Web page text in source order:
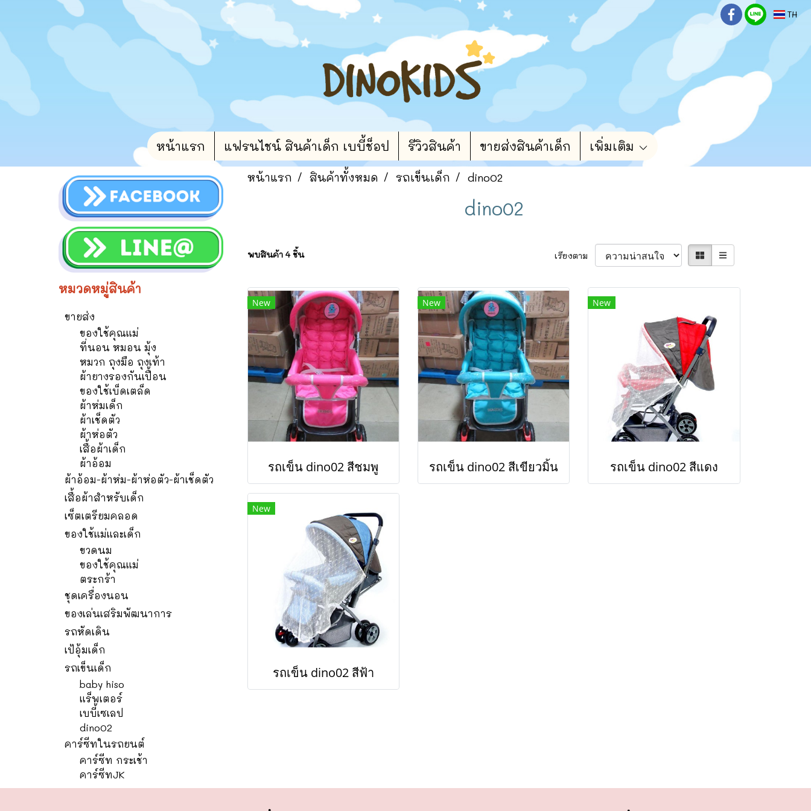
TH
หน้าแรก แฟรนไชน์ สินค้าเด็ก เบบี้ช็อป รีวิวสินค้า ขายส่งสินค้าเด็ก เพิ่มเติม
หน้าแรก สินค้าทั้งหมด รถเข็นเด็ก dino02
dino02
พบสินค้า 4 ชิ้น เรียงตาม
New
รถเข็น dino02 สีชมพู
New
รถเข็น dino02 สีเขียวมิ้น
New
รถเข็น dino02 สีแดง
New
รถเข็น dino02 สีฟ้า
หมวดหมู่สินค้า
ขายส่ง
ของใช้คุณแม่
ที่นอน หมอน มุ้ง
หมวก ถุงมือ ถุงเท้า
ผ้ายางรองกันเปื้อน
ของใช้เบ็ดเตล็ด
ผ้าห่มเด็ก
ผ้าเช็ดตัว
ผ้าห่อตัว
เสื้อผ้าเด็ก
ผ้าอ้อม
ผ้าอ้อม-ผ้าห่ม-ผ้าห่อตัว-ผ้าเช็ดตัว
เสื้อผ้าสำหรับเด็ก
เซ็ตเตรียมคลอด
ของใช้แม่และเด็ก
ขวดนม
ของใช้คุณแม่
ตระกร้า
ชุดเครื่องนอน
ของเล่นเสริมพัฒนาการ
รถหัดเดิน
เป้อุ้มเด็ก
รถเข็นเด็ก
baby hiso
แร็พเตอร์
เบบี้เซเลป
dino02
คาร์ซีทในรถยนต์
คาร์ซีท กระเช้า
คาร์ซีทJK